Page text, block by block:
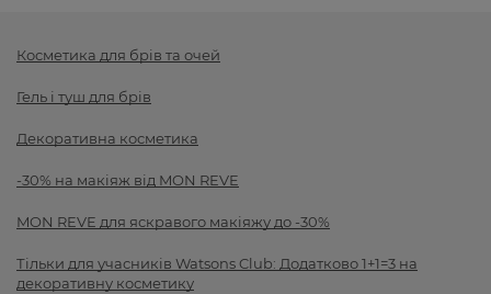
Косметика для брів та очей
Гель і туш для брів
Декоративна косметика
-30% на макіяж від MON REVE
MON REVE для яскравого макіяжу до -30%
Тільки для учасників Watsons Club: Додатково 1+1=3 на
декоративну косметику